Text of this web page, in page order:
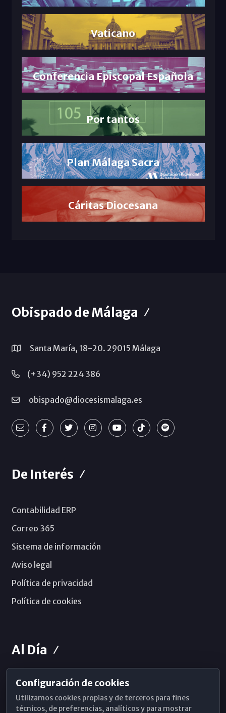
Vaticano
Conferencia Episcopal Española
Por tantos
Plan Málaga Sacra
Cáritas Diocesana
Obispado de Málaga
Santa María, 18-20. 29015 Málaga
(+34) 952 224 386
obispado@diocesismalaga.es
De Interés
Contabilidad ERP
Correo 365
Sistema de información
Aviso legal
Política de privacidad
Política de cookies
Al Día
Horarios de Misa
Hemeroteca
Configuración de cookies
Utilizamos cookies propias y de terceros para fines
técnicos, de preferencias, analíticos y para mostrar